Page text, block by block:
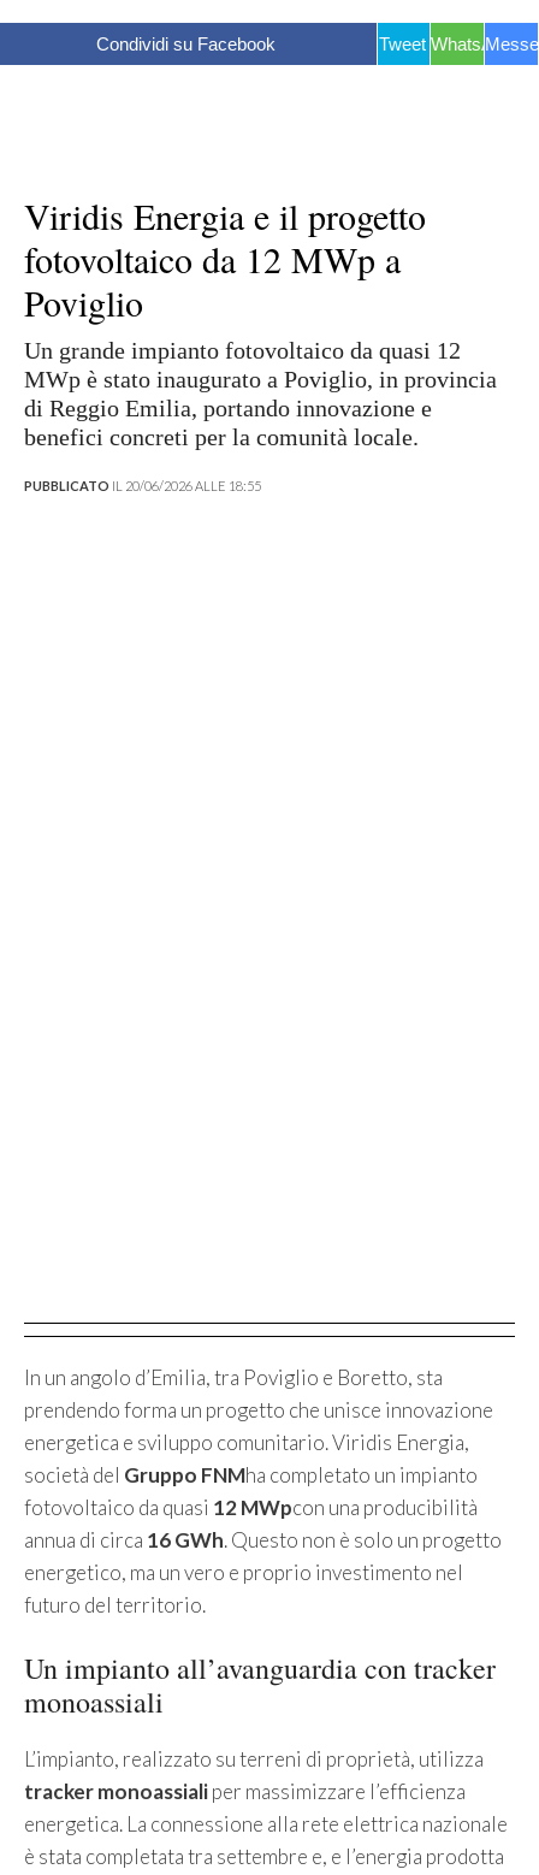
Condividi su Facebook Tweet WhatsApp
Viridis Energia e il progetto
fotovoltaico da 12 MWp a
Poviglio
Un grande impianto fotovoltaico da quasi 12
MWp è stato inaugurato a Poviglio, in provincia
di Reggio Emilia, portando innovazione e
benefici concreti per la comunità locale.
PUBBLICATO IL 20/06/2026 ALLE 18:55
In un angolo d’Emilia, tra Poviglio e Boretto, sta
prendendo forma un progetto che unisce innovazione
energetica e sviluppo comunitario. Viridis Energia,
società del Gruppo FNMha completato un impianto
fotovoltaico da quasi 12 MWpcon una producibilità
annua di circa 16 GWh. Questo non è solo un progetto
energetico, ma un vero e proprio investimento nel
futuro del territorio.
Un impianto all’avanguardia con tracker
monoassiali
L’impianto, realizzato su terreni di proprietà, utilizza
tracker monoassialiper massimizzare l’efficienza
energetica. La connessione alla rete elettrica nazionale
è stata completata tra settembre e, e l’energia prodotta